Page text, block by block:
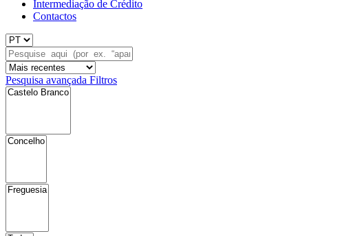
Intermediação de Crédito
Contactos
Pesquisa avançada Filtros